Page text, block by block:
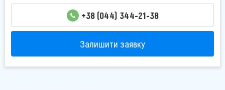
+38 (044) 344-21-38
Залишити заявку